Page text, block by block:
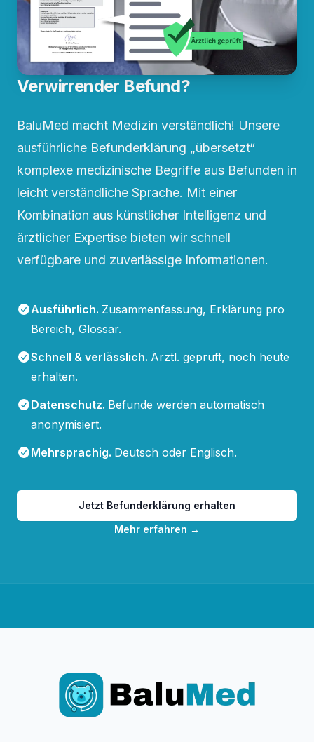
Verwirrender Befund?
BaluMed macht Medizin verständlich! Unsere
ausführliche Befunderklärung „übersetzt“
komplexe medizinische Begriffe aus Befunden in
leicht verständliche Sprache. Mit einer
Kombination aus künstlicher Intelligenz und
ärztlicher Expertise bieten wir schnell
verfügbare und zuverlässige Informationen.
Ausführlich. Zusammenfassung, Erklärung pro
Bereich, Glossar.
Schnell & verlässlich. Ärztl. geprüft, noch heute
erhalten.
Datenschutz. Befunde werden automatisch
anonymisiert.
Mehrsprachig. Deutsch oder Englisch.
Jetzt Befunderklärung erhalten
Mehr erfahren →